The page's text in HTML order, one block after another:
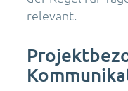
relevant.